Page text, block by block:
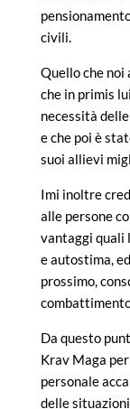
civili.
Quello che noi
che in primis
necessità
e che poi è
suoi allievi
Imi inoltre
alle persone
vantaggi quali
e autostima,
prossimo,
Da questo
Krav Maga
personale
delle